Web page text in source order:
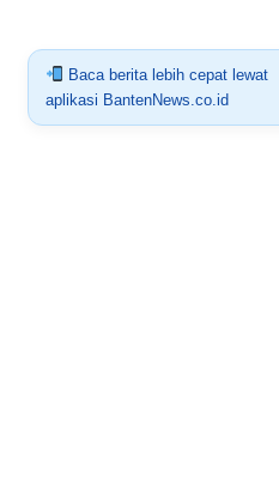
Baca berita lebih cepat lewat
aplikasi BantenNews.co.id